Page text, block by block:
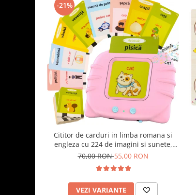
-21%
Cititor de carduri in limba romana si
engleza cu 224 de imagini si sunete,
incarcare USB
70,00 RON55,00 RON
VEZI VARIANTE